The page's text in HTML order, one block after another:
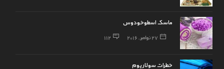
ماسک اسطوخودوس
27 نوامبر, 2016 112
خطرات سولاریوم